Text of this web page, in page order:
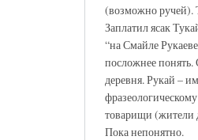
(возможно ручей).
Заплатил ясак
“на Смайле
посложнее
деревня. Рукай –
товарищи (жители
Пока непонятно.